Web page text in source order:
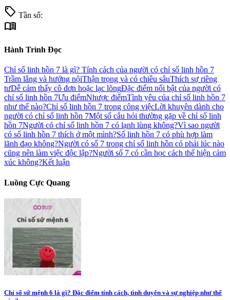
sell Tần số:
menu_book
Hành Trình Đọc
Chỉ số linh hồn 7 là gì? Tính cách của người có chỉ số linh hồn 7
Trầm lắng và hướng nộiThận trọng và có chiều sâuThích sự riêng
tưDễ cảm thấy cô đơn hoặc lạc lõngĐặc điểm nổi bật của người có
chỉ số linh hồn 7Ưu điểmNhược điểmTình yêu của chỉ số linh hồn 7
như thế nào?Chỉ số linh hồn 7 trong công việcLời khuyên dành cho
người có chỉ số linh hồn 7Một số câu hỏi thường gặp về chỉ số linh
hồn 7Người có chỉ số linh hồn 7 có lạnh lùng không?Vì sao người
có số linh hồn 7 thích ở một mình?Số linh hồn 7 có phù hợp làm
lãnh đạo không?Người có số 7 trong chỉ số linh hồn có phải lúc nào
cũng nên làm việc độc lập?Người số 7 có cần học cách thể hiện cảm
xúc không?Kết luận
Luồng Cực Quang
Chỉ số sứ mệnh 6 là gì? Đặc điểm tính cách, tình duyên và sự nghiệp như thế